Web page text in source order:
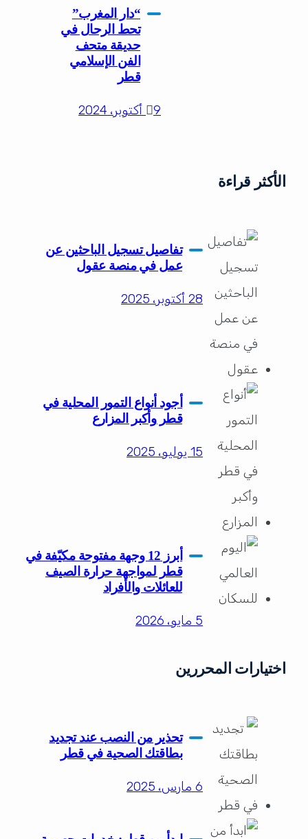
“دار المغرب”
تحط الرحال في
حديقة متحف
الفن الإسلامي
قطر
الأكثر قراءة
تفاصيل تسجيل الباحثين عن
عمل في منصة عقول
28 أكتوبر، 2025
أجود أنواع التمور المحلية في
قطر وأكبر المزارع
15 يوليو، 2025
أبرز 12 وجهة مفتوحة مكيّفة في
قطر لمواجهة حرارة الصيف
للعائلات والأفراد
اختيارات المحررين
تحذير من النصب عند تجديد
بطاقتك الصحية في قطر